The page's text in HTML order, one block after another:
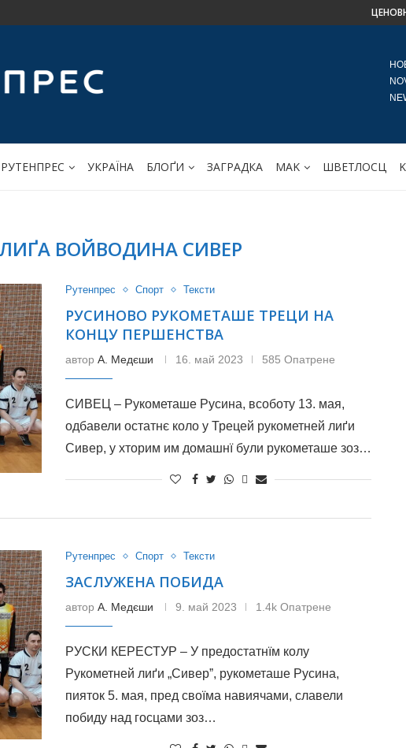
РУТЕНПРЕС УКРАЇНА БЛОҐИ ЗАГРАДКА МАK ШВЕТЛОСЦ
ВОЙВОДИНА СИВЕР
Рутенпрес Спорт Тексти
РУСИНОВО РУКОМЕТАШЕ ТРЕЦИ НА
КОНЦУ ПЕРШЕНСТВА
автор А. Медєши 16. май 2023 585 Опатрене
СИВЕЦ – Рукометаше Русина, всоботу 13. мая,
одбавели остатнє коло у Трецей рукометней лиґи
Сивер, у хторим им домашнї були рукометаше зоз…
Рутенпрес Спорт Тексти
ЗАСЛУЖЕНА ПОБИДА
автор А. Медєши 9. май 2023 1.4k Опатрене
РУСКИ КЕРЕСТУР – У предостатнїм колу
Рукометней лиґи „Сиверˮ, рукометаше Русина,
пияток 5. мая, пред своїма навиячами, славели
побиду над госцами зоз…